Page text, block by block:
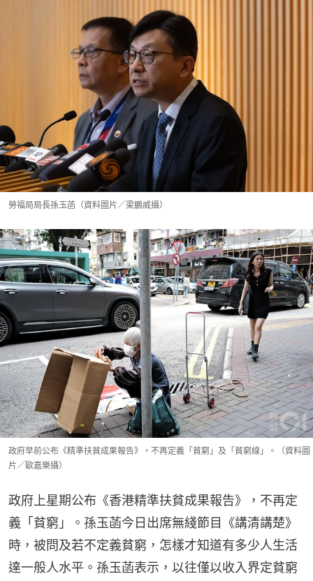
勞福局局長孫玉菡（資料圖片／梁鵬威攝）
政府早前公布《精準扶貧成果報告》，不再定義「貧窮」及「貧窮線」。（資料圖
片／歐嘉樂攝）
政府上星期公布《香港精準扶貧成果報告》，不再定
義「貧窮」。孫玉菡今日出席無綫節目《講清講楚》
時，被問及若不定義貧窮，怎樣才知道有多少人生活
達一般人水平。孫玉菡表示，以往僅以收入界定貧窮